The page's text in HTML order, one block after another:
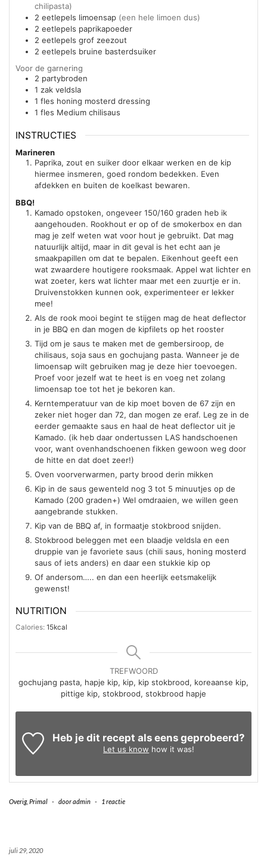
chilipasta)
2 eetlepels limoensap (een hele limoen dus)
2 eetlepels paprikapoeder
2 eetlepels grof zeezout
2 eetlepels bruine basterdsuiker
Voor de garnering
2 partybroden
1 zak veldsla
1 fles honing mosterd dressing
1 fles Medium chilisaus
INSTRUCTIES
Marineren
Paprika, zout en suiker door elkaar werken en de kip
hiermee insmeren, goed rondom bedekken. Even
afdekken en buiten de koelkast bewaren.
BBQ!
Kamado opstoken, ongeveer 150/160 graden heb ik
aangehouden. Rookhout er op of de smokerbox en dan
mag je zelf weten wat voor hout je gebruikt. Dat mag
natuurlijk altijd, maar in dit geval is het echt aan je
smaakpapillen om dat te bepalen. Eikenhout geeft een
wat zwaardere houtigere rooksmaak. Appel wat lichter en
wat zoeter, kers wat lichter maar met een zuurtje er in.
Druivenstokken kunnen ook, experimenteer er lekker
mee!
Als de rook mooi begint te stijgen mag de heat deflector
in je BBQ en dan mogen de kipfilets op het rooster
Tijd om je saus te maken met de gembersiroop, de
chilisaus, soja saus en gochujang pasta. Wanneer je de
limoensap wilt gebruiken mag je deze hier toevoegen.
Proef voor jezelf wat te heet is en voeg net zolang
limoensap toe tot het je bekoren kan.
Kerntemperatuur van de kip moet boven de 67 zijn en
zeker niet hoger dan 72, dan mogen ze eraf. Leg ze in de
eerder gemaakte saus en haal de heat deflector uit je
Kamado. (ik heb daar ondertussen LAS handschoenen
voor, want ovenhandschoenen fikken gewoon weg door
de hitte en dat doet zeer!)
Oven voorverwarmen, party brood derin mikken
Kip in de saus gewenteld nog 3 tot 5 minuutjes op de
Kamado (200 graden+) Wel omdraaien, we willen geen
aangebrande stukken.
Kip van de BBQ af, in formaatje stokbrood snijden.
Stokbrood beleggen met een blaadje veldsla en een
druppie van je favoriete saus (chili saus, honing mosterd
saus of iets anders) en daar een stukkie kip op
Of andersom….. en dan een heerlijk eetsmakelijk
gewenst!
NUTRITION
Calories: 15kcal
TREFWOORD
gochujang pasta, hapje kip, kip, kip stokbrood, koreaanse kip,
pittige kip, stokbrood, stokbrood hapje
Heb je dit recept als eens geprobeerd?
Let us know how it was!
Overig, Primal - dooradmin - 1 reactie
juli 29, 2020